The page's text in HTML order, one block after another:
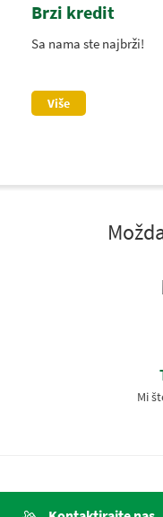
Brzi kredit
Sa nama ste najbrži!
Više
Mi